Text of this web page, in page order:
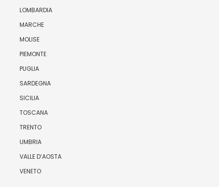
LOMBARDIA
MARCHE
MOLISE
PIEMONTE
PUGLIA
SARDEGNA
SICILIA
TOSCANA
TRENTO
UMBRIA
VALLE D’AOSTA
VENETO